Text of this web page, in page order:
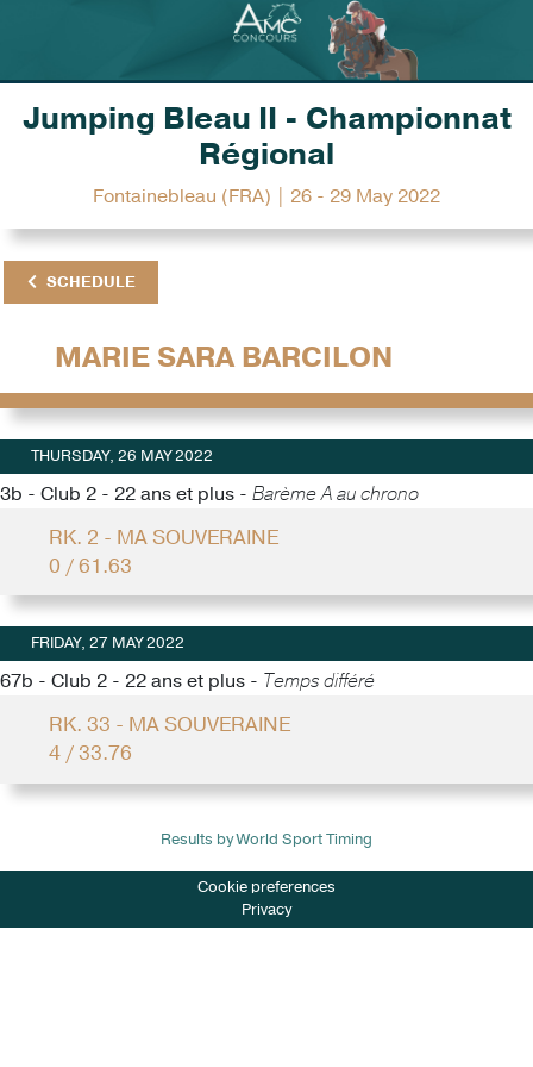
Jumping Bleau II - Championnat
Régional
Fontainebleau (FRA) | 26 - 29 May 2022
SCHEDULE
MARIE SARA BARCILON
THURSDAY, 26 MAY 2022
3b - Club 2 - 22 ans et plus - Barème A au chrono
RK. 2 - MA SOUVERAINE
0 / 61.63
FRIDAY, 27 MAY 2022
67b - Club 2 - 22 ans et plus - Temps différé
RK. 33 - MA SOUVERAINE
4 / 33.76
Results by World Sport Timing
Cookie preferences
Privacy